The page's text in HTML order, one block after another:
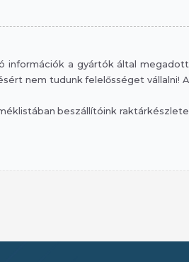
információk a gyártók által megadott
nem tudunk felelősséget vállalni! A
beszállítóink raktárkészlete